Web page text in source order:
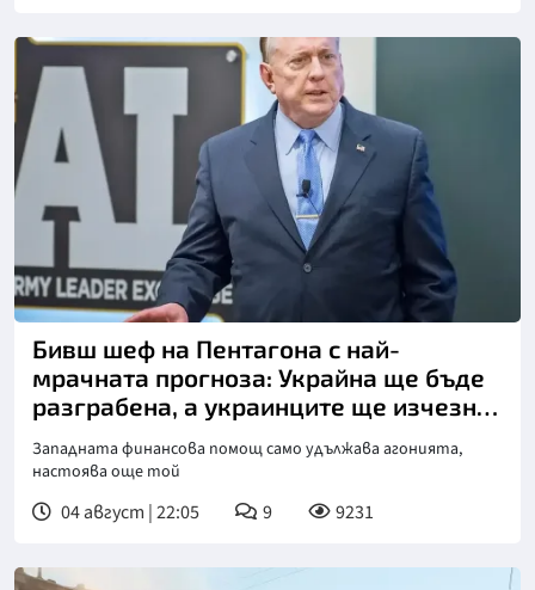
Бивш шеф на Пентагона с най-
мрачната прогноза: Украйна ще бъде
разграбена, а украинците ще изчезнат
Западната финансова помощ само удължава агонията,
настоява още той
04 август | 22:05 9 9231